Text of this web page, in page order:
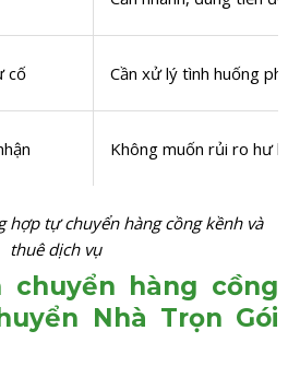
cố Cần xử lý tình huống
Không muốn rủi ro hư
hợp tự chuyển hàng cồng kềnh và
thuê dịch vụ
chuyển hàng cồng
Nhà Trọn Gói